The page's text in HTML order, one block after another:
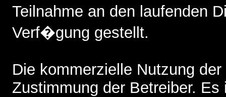
Teilnahme an den laufenden
Verf�gung gestellt.
Die kommerzielle Nutzung
Zustimmung der Betreiber.